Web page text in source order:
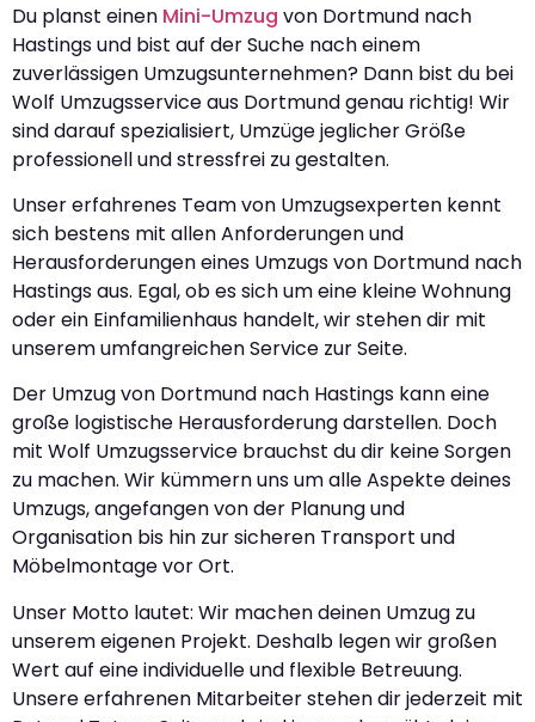
Du planst einen Mini-Umzug von Dortmund nach
Hastings und bist auf der Suche nach einem
zuverlässigen Umzugsunternehmen? Dann bist du bei
Wolf Umzugsservice aus Dortmund genau richtig! Wir
sind darauf spezialisiert, Umzüge jeglicher Größe
professionell und stressfrei zu gestalten.
Unser erfahrenes Team von Umzugsexperten kennt
sich bestens mit allen Anforderungen und
Herausforderungen eines Umzugs von Dortmund nach
Hastings aus. Egal, ob es sich um eine kleine Wohnung
oder ein Einfamilienhaus handelt, wir stehen dir mit
unserem umfangreichen Service zur Seite.
Der Umzug von Dortmund nach Hastings kann eine
große logistische Herausforderung darstellen. Doch
mit Wolf Umzugsservice brauchst du dir keine Sorgen
zu machen. Wir kümmern uns um alle Aspekte deines
Umzugs, angefangen von der Planung und
Organisation bis hin zur sicheren Transport und
Möbelmontage vor Ort.
Unser Motto lautet: Wir machen deinen Umzug zu
unserem eigenen Projekt. Deshalb legen wir großen
Wert auf eine individuelle und flexible Betreuung.
Unsere erfahrenen Mitarbeiter stehen dir jederzeit mit